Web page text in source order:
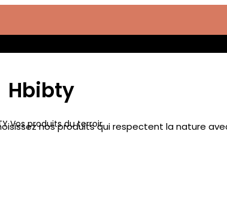
Hbibty
Vos produits du terroir
nos produits qui respectent la nature